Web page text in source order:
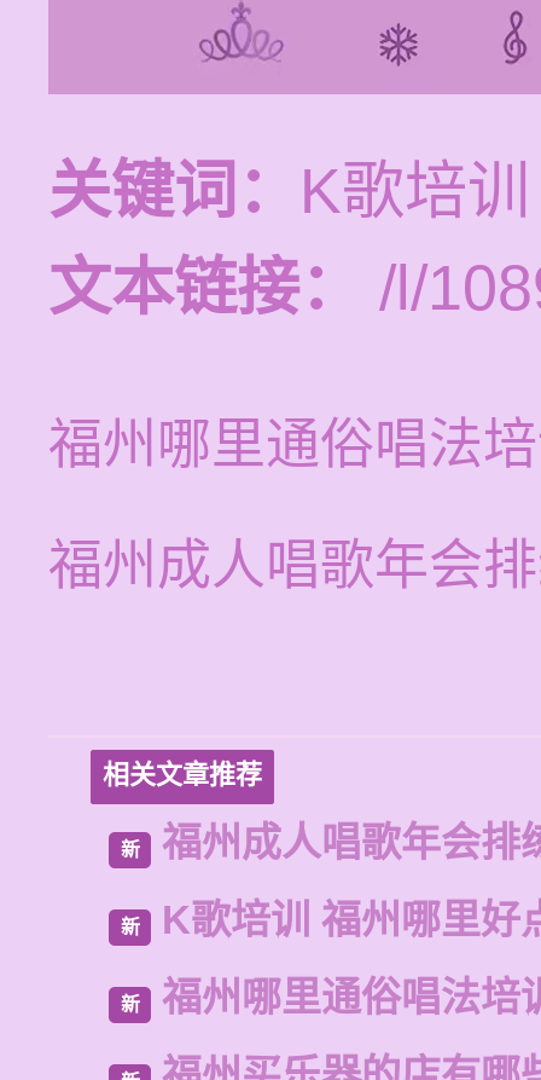
关键词： K歌培
文本链接：
/l/
福州哪里通俗唱法
福州成人唱歌年会
相关文章推荐
新 福州成人唱歌年会排
新 K歌培训 福州哪里好
新 福州哪里通俗唱法培